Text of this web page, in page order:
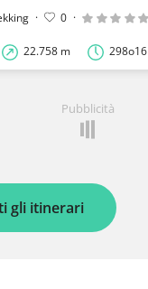
· 0 ·
22.758 m 298o16
Pubblicità
gli itinerari